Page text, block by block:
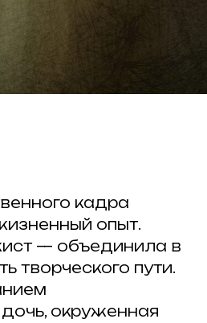
кадра
опыт.
— объединила в
творческого пути.
окруженная